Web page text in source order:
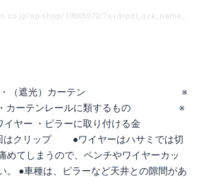
能！ ・（遮光）カーテン ※
・カーテンレールに類するもの ※
ヤー ・ピラーに取り付ける金
プ ●ワイヤーはハサミでは切
めてしまうので、ペンチやワイヤーカッ
。 ●車種は、ピラーなど天井との隙間があ